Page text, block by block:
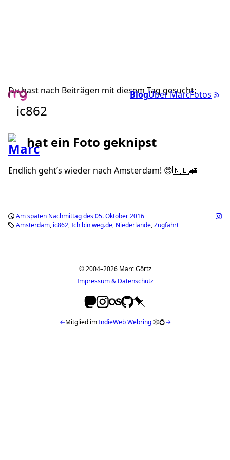
BlogÜber MarcFotos
Du hast nach Beiträgen mit diesem Tag gesucht:
ic862
hat ein Foto geknipst
Endlich geht’s wieder nach Amsterdam! 😍🇳🇱🚄
Am späten Nachmittag des 05. Oktober 2016
Amsterdam ic862 Ich bin weg.de Niederlande Zugfahrt
© 2004–2026 Marc Görtz
Impressum & Datenschutz
←Mitglied imIndieWeb Webring🕸💍→